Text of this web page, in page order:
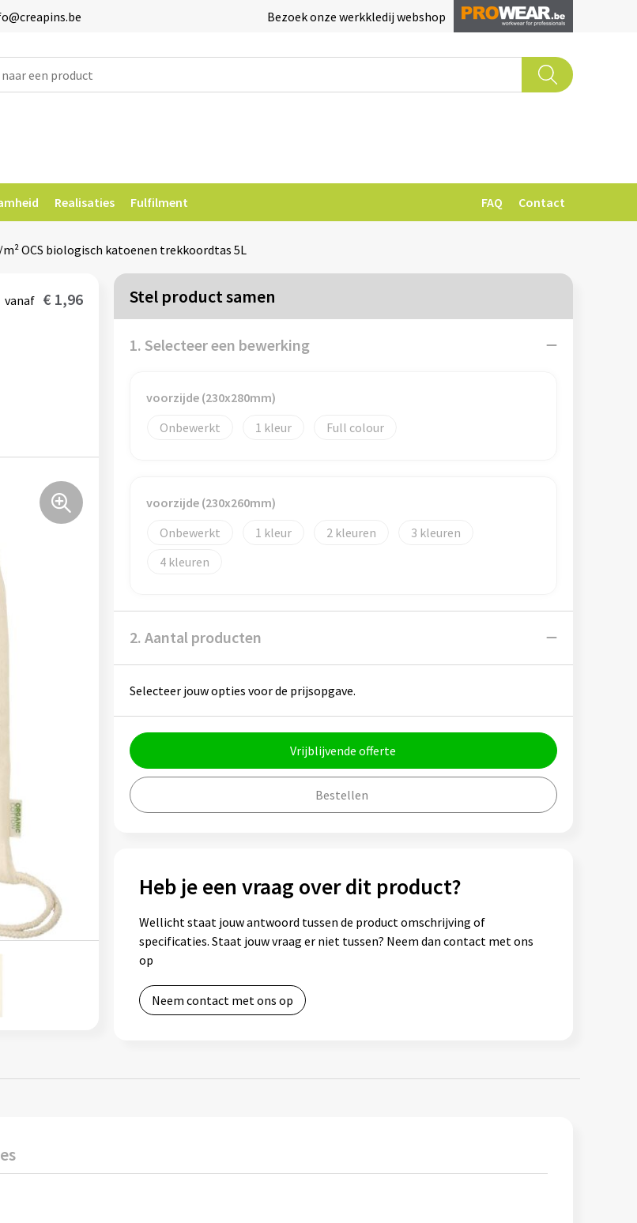
Bezoek onze werkkledij webshop
Realisaties Fulfilment FAQ Contact
m² OCS biologisch katoenen trekkoordtas 5L
vanaf € 1,96 Stel product samen
1. Selecteer een bewerking
voorzijde (230x280mm)
Onbewerkt
1 Full colour
voorzijde (230x260mm)
Onbewerkt
1 2
3
4
2. Aantal producten
Selecteer jouw opties voor de prijsopgave.
Vrijblijvende offerte
Bestellen
Heb je een vraag over dit product?
Wellicht staat jouw antwoord tussen de product omschrijving of
specificaties. Staat jouw vraag er niet tussen? Neem dan contact met ons
op
Neem contact met ons op